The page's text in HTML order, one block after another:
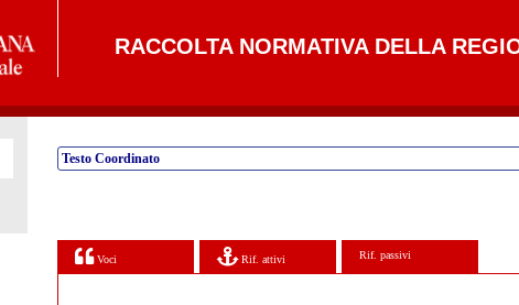
RACCOLTA NORMATIVA DELLA
Testo Coordinato
Voci Rif. attivi Rif. passivi